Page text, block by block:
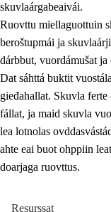
3.2
Ovttasbargu
3.4 Oahpahus
3.5
skuvlaárgabeaivái.
Ruovttu miellaguottuin
beroštupmái ja
dárbbut, vuordámušat
Dat sáhttá buktit
gieđahallat. Skuvla
fállat, ja maid skuvla
lea lotnolas
ahte eai buot ohppiin
doarjaga ruovttus.
Resurssat